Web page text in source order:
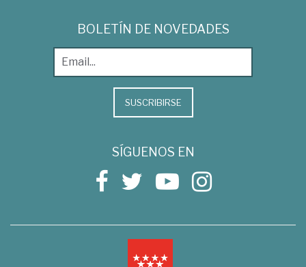
BOLETÍN DE NOVEDADES
SUSCRIBIRSE
SÍGUENOS EN